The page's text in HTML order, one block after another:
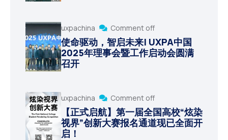
uxpachina Comment off
使命驱动，智启未来| UXPA中国
2025年理事会暨工作启动会圆满
召开
uxpachina Comment off
【正式启航】第一届全国高校“炫染
视界”创新大赛报名通道现已全面开
启！